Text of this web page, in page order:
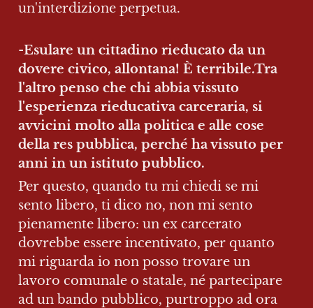
un'interdizione perpetua.
-Esulare un cittadino rieducato da un
dovere civico, allontana! È terribile.Tra
l'altro penso che chi abbia vissuto
l'esperienza rieducativa carceraria, si
avvicini molto alla politica e alle cose
della res pubblica, perché ha vissuto per
anni in un istituto pubblico.
Per questo, quando tu mi chiedi se mi
sento libero, ti dico no, non mi sento
pienamente libero: un ex carcerato
dovrebbe essere incentivato, per quanto
mi riguarda io non posso trovare un
lavoro comunale o statale, né partecipare
ad un bando pubblico, purtroppo ad ora